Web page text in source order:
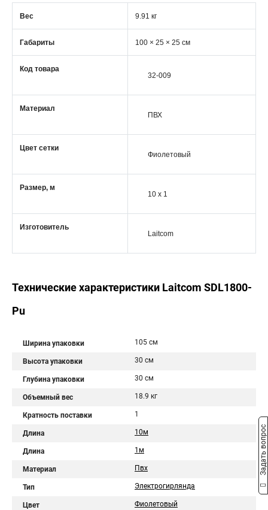
Вес 9.91 кг
Габариты 100 × 25 × 25 см
Код товара
32-009
Материал
ПВХ
Цвет сетки
Фиолетовый
Размер, м
10 x 1
Изготовитель
Laitcom
Технические характеристики Laitcom SDL1800-
Pu
Ширина упаковки 105 см
Высота упаковки 30 см
Глубина упаковки 30 см
Объемный вес 18.9 кг
Кратность поставки 1
Длина 10м
Длина 1м
Материал Пвх
Тип Электрогирлянда
Цвет Фиолетовый
Задать вопрос